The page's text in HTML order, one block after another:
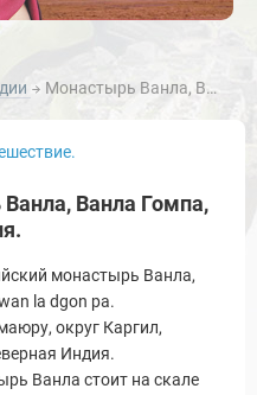
Монастырь Ванла, Ванла Гомпа, Занскар, Индия.
Ванла Гомпа,
монастырь Ванла,
la dgon pa.
округ Каргил,
Индия.
Ванла стоит на скале